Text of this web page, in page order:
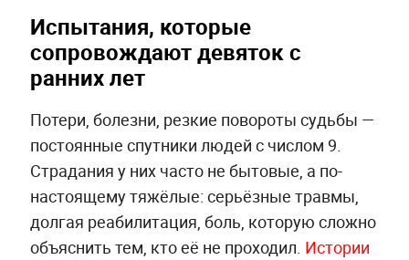
Испытания, которые
сопровождают девяток с
ранних лет
Потери, болезни, резкие повороты судьбы —
постоянные спутники людей с числом 9.
Страдания у них часто не бытовые, а по-
настоящему тяжёлые: серьёзные травмы,
долгая реабилитация, боль, которую сложно
объяснить тем, кто её не проходил. Истории